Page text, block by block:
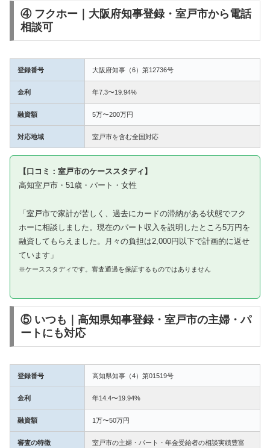
④ フクホー｜大阪府知事登録・室戸市から電話
相談可
登録番号 大阪府知事（6）第12736号
金利 年7.3〜19.94%
融資額 5万〜200万円
対応地域 室戸市を含む全国対応
【口コミ：室戸市のケーススタディ】
高知室戸市・51歳・パート・女性
「室戸市で家計が苦しく、過去にカードの滞納がある状態でフク
ホーに相談しました。現在のパート収入を説明したところ5万円を
融資してもらえました。月々の負担は2,000円以下で計画的に返せ
ています」
※ケーススタディです。審査通過を保証するものではありません
⑤ いつも｜高知県知事登録・室戸市の主婦・パ
ートにも対応
登録番号 高知県知事（4）第01519号
金利 年14.4〜19.94%
融資額 1万〜50万円
審査の特徴 室戸市の主婦・パート・年金受給者の相談実績豊富